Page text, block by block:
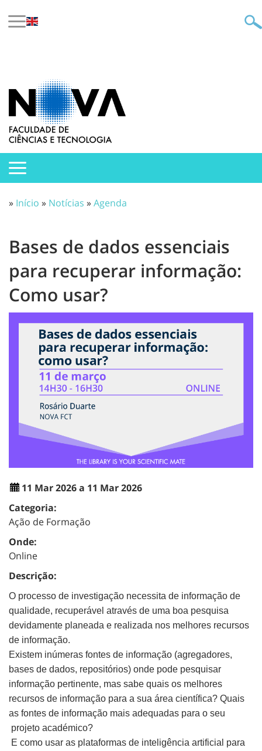
» Início » Notícias »Agenda
Bases de dados essenciais
para recuperar informação:
Como usar?
11 Mar 2026 a 11 Mar 2026
Categoria:
Ação de Formação
Onde:
Online
Descrição:
O processo de investigação necessita de informação de
qualidade, recuperável através de uma boa pesquisa
devidamente planeada e realizada nos melhores recursos
de informação.
Existem inúmeras fontes de informação (agregadores,
bases de dados, repositórios) onde pode pesquisar
informação pertinente, mas sabe quais os melhores
recursos de informação para a sua área científica? Quais
as fontes de informação mais adequadas para o seu
projeto académico?
E como usar as plataformas de inteligência artificial para